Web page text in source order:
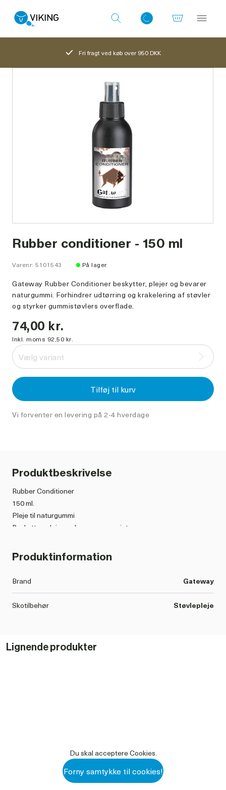
Log ind med det samme
Fri fragt ved køb over 950 DKK
Rubber conditioner - 150 ml
Varenr: 5101543 På lager
Gateway Rubber Conditioner beskytter, plejer og bevarer
naturgummi. Forhindrer udtørring og krakelering af støvler
og styrker gummistøvlers overflade.
74,00 kr.
Inkl. moms 92,50 kr.
Vælg variant
Tilføj til kurv
Vi forventer en levering på 2-4 hverdage
Produktbeskrivelse
Rubber Conditioner
150 ml.
Pleje til naturgummi
Beskytter, plejer og bevarer gummiet
gummistøvlernes overflade
Produktinformation
Brand Gateway
Skotilbehør Støvlepleje
101543 RUBBER CONDITIONER DATABLAD DK.PDF
Lignende produkter
Du skal acceptere Cookies.
Forny samtykke til cookies!